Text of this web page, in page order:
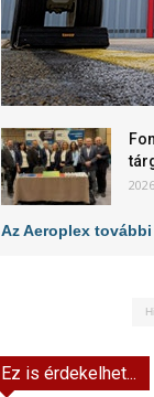
Az Aeroplex
Ez is érdekelhet...